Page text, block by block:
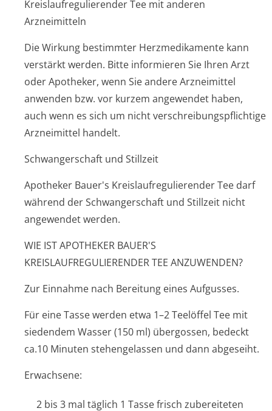
Kreislaufregulierender Tee mit anderen
Arzneimitteln
Die Wirkung bestimmter Herzmedikamente kann
verstärkt werden. Bitte informieren Sie Ihren Arzt
oder Apotheker, wenn Sie andere Arzneimittel
anwenden bzw. vor kurzem angewendet haben,
auch wenn es sich um nicht verschreibungspflichti­ge
Arzneimittel handelt.
Schwangerschaft und Stillzeit
Apotheker Bauer's Kreis­laufregulieren­der Tee darf
während der Schwangerschaft und Stillzeit nicht
angewendet werden.
WIE IST APOTHEKER BAUER'S
KREISLAUFREGULIERENDER TEE ANZUWENDEN?
Zur Einnahme nach Bereitung eines Aufgusses.
Für eine Tasse werden etwa 1–2 Teelöffel Tee mit
siedendem Wasser (150 ml) übergossen, bedeckt
ca.10 Minuten stehengelassen und dann abgeseiht.
Erwachsene:
2 bis 3 mal täglich 1 Tasse frisch zubereiteten